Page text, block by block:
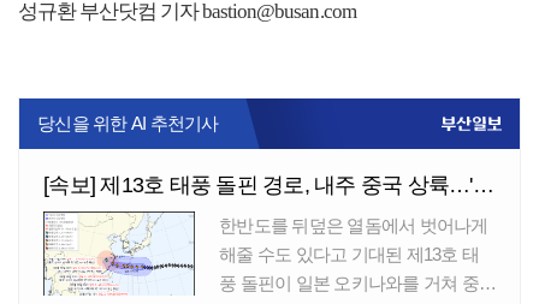
성규환 부산닷컴 기자 bastion@busan.com